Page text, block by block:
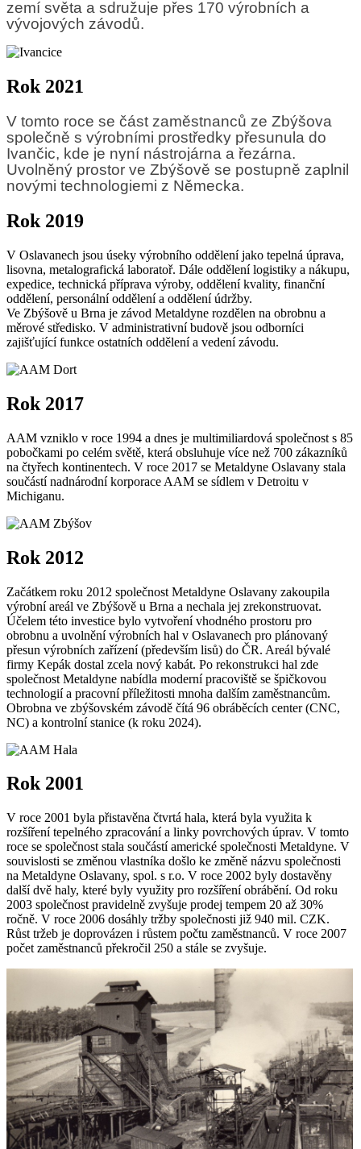
zemí světa a sdružuje přes 170 výrobních a
vývojových závodů.
Rok 2021
V tomto roce se část zaměstnanců ze Zbýšova
společně s výrobními prostředky přesunula do
Ivančic, kde je nyní nástrojárna a řezárna.
Uvolněný prostor ve Zbýšově se postupně zaplnil
novými technologiemi z Německa.
Rok 2019
V Oslavanech jsou úseky výrobního oddělení jako tepelná úprava,
lisovna, metalografická laboratoř. Dále oddělení logistiky a nákupu,
expedice, technická příprava výroby, oddělení kvality, finanční
oddělení, personální oddělení a oddělení údržby.
Ve Zbýšově u Brna je závod Metaldyne rozdělen na obrobnu a
měrové středisko. V administrativní budově jsou odborníci
zajišťující funkce ostatních oddělení a vedení závodu.
Rok 2017
AAM vzniklo v roce 1994 a dnes je multimiliardová společnost s 85
pobočkami po celém světě, která obsluhuje více než 700 zákazníků
na čtyřech kontinentech. V roce 2017 se Metaldyne Oslavany stala
součástí nadnárodní korporace AAM se sídlem v Detroitu v
Michiganu.
Rok 2012
Začátkem roku 2012 společnost Metaldyne Oslavany zakoupila
výrobní areál ve Zbýšově u Brna a nechala jej zrekonstruovat.
Účelem této investice bylo vytvoření vhodného prostoru pro
obrobnu a uvolnění výrobních hal v Oslavanech pro plánovaný
přesun výrobních zařízení (především lisů) do ČR. Areál bývalé
firmy Kepák dostal zcela nový kabát. Po rekonstrukci hal zde
společnost Metaldyne nabídla moderní pracoviště se špičkovou
technologií a pracovní příležitosti mnoha dalším zaměstnancům.
Obrobna ve zbýšovském závodě čítá 96 obráběcích center (CNC,
NC) a kontrolní stanice (k roku 2024).
Rok 2001
V roce 2001 byla přistavěna čtvrtá hala, která byla využita k
rozšíření tepelného zpracování a linky povrchových úprav. V tomto
roce se společnost stala součástí americké společnosti Metaldyne. V
souvislosti se změnou vlastníka došlo ke změně názvu společnosti
na Metaldyne Oslavany, spol. s r.o. V roce 2002 byly dostavěny
další dvě haly, které byly využity pro rozšíření obrábění. Od roku
2003 společnost pravidelně zvyšuje prodej tempem 20 až 30%
ročně. V roce 2006 dosáhly tržby společnosti již 940 mil. CZK.
Růst tržeb je doprovázen i růstem počtu zaměstnanců. V roce 2007
počet zaměstnanců překročil 250 a stále se zvyšuje.